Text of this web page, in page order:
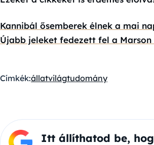
Kannibál ősemberek élnek a mai
Újabb jeleket fedezett fel a
Címkék:állatvilágtudomány
Itt állíthatod be,